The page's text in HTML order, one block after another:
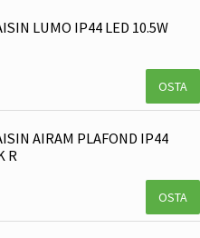
LUMO IP44 LED 10.5W
OSTA
AIRAM PLAFOND IP44
R
OSTA